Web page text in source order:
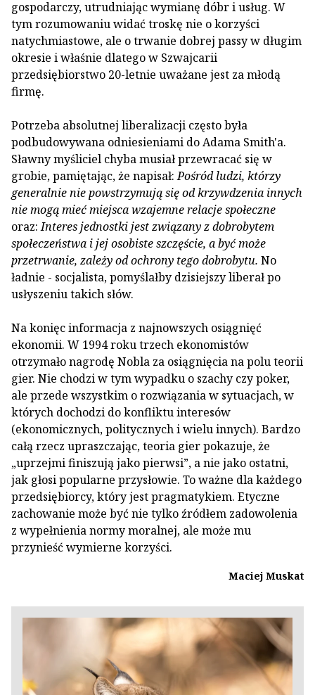
gospodarczy, utrudniając wymianę dóbr i usług. W
tym rozumowaniu widać troskę nie o korzyści
natychmiastowe, ale o trwanie dobrej passy w długim
okresie i właśnie dlatego w Szwajcarii
przedsiębiorstwo 20-letnie uważane jest za młodą
firmę.
Potrzeba absolutnej liberalizacji często była
podbudowywana odniesieniami do Adama Smith'a.
Sławny myśliciel chyba musiał przewracać się w
grobie, pamiętając, że napisał:Pośród ludzi, którzy
generalnie nie powstrzymują się od krzywdzenia innych
nie mogą mieć miejsca wzajemne relacje społeczne
oraz:Interes jednostki jest związany z dobrobytem
społeczeństwa i jej osobiste szczęście, a być może
przetrwanie, zależy od ochrony tego dobrobytu. No
ładnie - socjalista, pomyślałby dzisiejszy liberał po
usłyszeniu takich słów.
Na konięc informacja z najnowszych osiągnięć
ekonomii. W 1994 roku trzech ekonomistów
otrzymało nagrodę Nobla za osiągnięcia na polu teorii
gier. Nie chodzi w tym wypadku o szachy czy poker,
ale przede wszystkim o rozwiązania w sytuacjach, w
których dochodzi do konfliktu interesów
(ekonomicznych, politycznych i wielu innych). Bardzo
całą rzecz upraszczając, teoria gier pokazuje, że
„uprzejmi finiszują jako pierwsi”, a nie jako ostatni,
jak głosi popularne przysłowie. To ważne dla każdego
przedsiębiorcy, który jest pragmatykiem. Etyczne
zachowanie może być nie tylko źródłem zadowolenia
z wypełnienia normy moralnej, ale może mu
przynieść wymierne korzyści.
Maciej Muskat